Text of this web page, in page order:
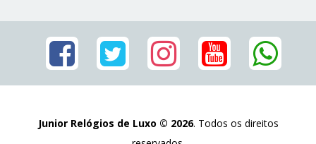
Junior Relógios de Luxo © 2026. Todos os direitos